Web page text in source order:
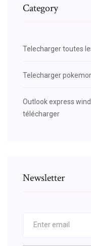
Category
Telecharger toutes
Telecharger
Outlook express
télécharger
Newsletter